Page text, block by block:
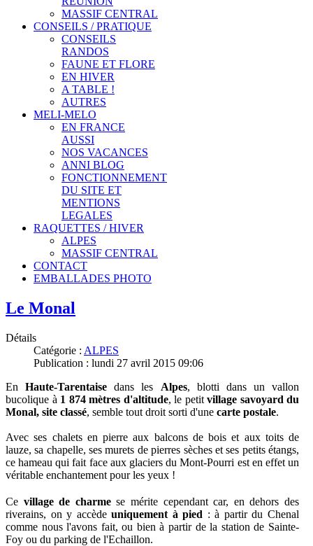
MASSIF CENTRAL
CONSEILS / PRATIQUE
CONSEILS
RANDOS
FAUNE ET FLORE
EN HIVER
A TABLE !
AUTRES
MELI-MELO
EN FRANCE
AUSSI
NOS VACANCES
ANNI BLOG
FONCTIONNEMENT
DU SITE ET
MENTIONS
LEGALES
RAQUETTES / HIVER
ALPES
MASSIF CENTRAL
CONTACT
EMBALLADES PHOTO
Le Monal
Détails
Catégorie : ALPES
Publication : lundi 27 avril 2015 09:06
EnHaute-Tarentaise dans les Alpes, blotti dans un vallon
bucolique à 1 874 mètres d'altitude, le petit village savoyard du
Monal, site classé, semble tout droit sorti d'une carte postale.
Avec ses chalets en pierre aux balcons de bois et aux toits de
lauze, sa chapelle, ses murets de pierres sèches et ses petits étangs,
ce hameau qui fait face aux glaciers du Mont-Pourri est en effet un
véritable enchantement pour les yeux !
Ce village de charmese mérite cependant car, en dehors des
riverains, on y accèdeuniquement à pied :à partir du Chenal
comme nous l'avons fait, ou bien à partir dela station de Sainte-
Foy ou du parking de l'Echaillon.